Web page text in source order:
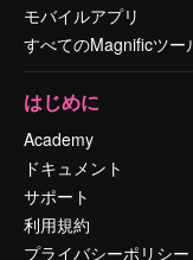
モバイルアプリ
すべてのMagnificツー
はじめに
Academy
ドキュメント
サポート
利用規約
プライバシーポリシー